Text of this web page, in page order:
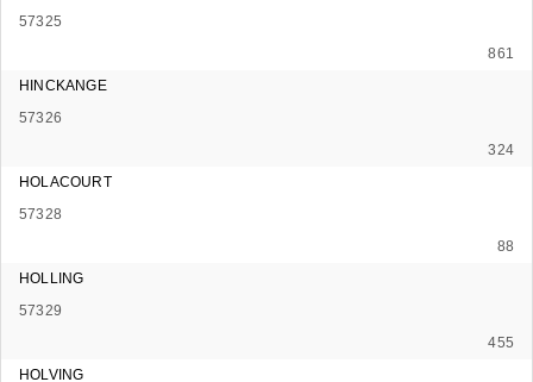
57325
861
HINCKANGE
57326
324
HOLACOURT
57328
88
HOLLING
57329
455
HOLVING